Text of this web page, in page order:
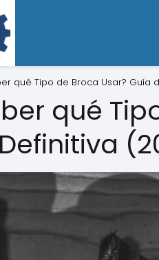
qué Tipo de Broca Usar? Guía
qué